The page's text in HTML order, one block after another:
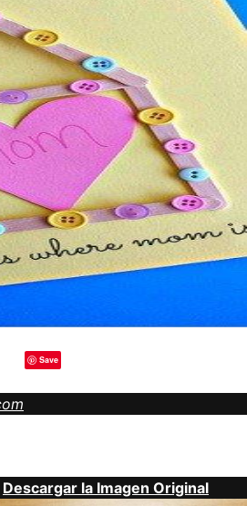
Save
Descargar la Imagen Original